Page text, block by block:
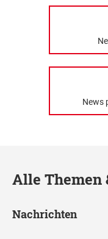
News
Alle Themen
Nachrichten